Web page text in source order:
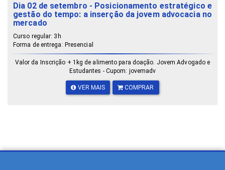
Dia 02 de setembro - Posicionamento estratégico e
gestão do tempo: a inserção da jovem advocacia no
mercado
Curso regular: 3h
Forma de entrega: Presencial
Valor da Inscrição + 1kg de alimento para doação. Jovem Advogado e
Estudantes - Cupom: jovemadv
VER MAIS COMPRAR